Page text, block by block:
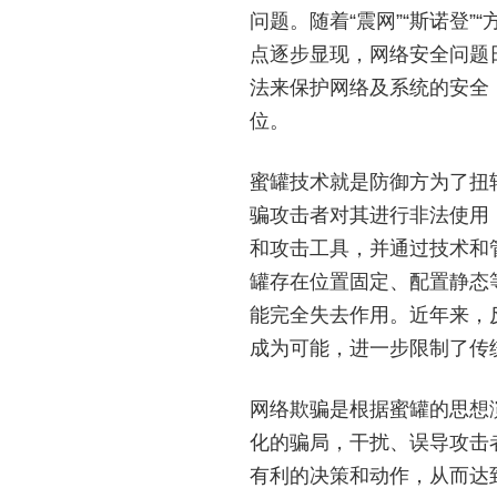
问题。随着“震网”“斯诺登
点逐步显现，网络安全问
法来保护网络及系统的安
位。
蜜罐技术就是防御方为了扭
骗攻击者对其进行非法使
和攻击工具，并通过技术
罐存在位置固定、配置静
能完全失去作用。近年来
成为可能，进一步限制了传
网络欺骗是根据蜜罐的思
化的骗局，干扰、误导攻
有利的决策和动作，从而